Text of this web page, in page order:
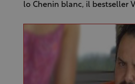
lo Chenin blanc, il bestseller